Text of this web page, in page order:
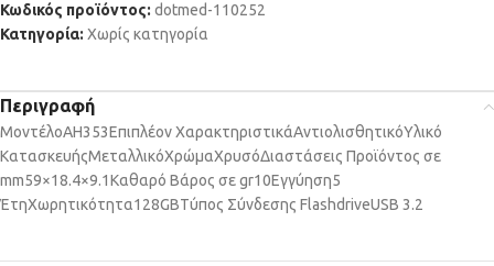
Κωδικός προϊόντος: dotmed-110252
Κατηγορία: Χωρίς κατηγορία
Περιγραφή
ΜοντέλοAH353Επιπλέον ΧαρακτηριστικάΑντιολισθητικόΥλικό
ΚατασκευήςΜεταλλικόΧρώμαΧρυσόΔιαστάσεις Προϊόντος σε
mm59×18.4×9.1Καθαρό Βάρος σε gr10Εγγύηση5
ΈτηΧωρητικότητα128GBΤύπος Σύνδεσης FlashdriveUSB 3.2